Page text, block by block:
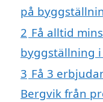
på
2 Få alltid
byggställning
3 Få 3
Bergvik från